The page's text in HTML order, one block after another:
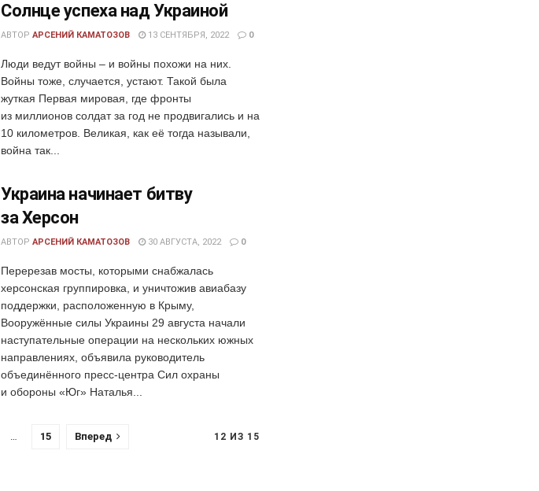
Солнце успеха над Украиной
АВТОР АРСЕНИЙ КАМАТОЗОВ 13 СЕНТЯБРЯ, 2022 0
Люди ведут войны – и войны похожи на них.
Войны тоже, случается, устают. Такой была
жуткая Первая мировая, где фронты
из миллионов солдат за год не продвигались и на
10 километров. Великая, как её тогда называли,
война так...
Украина начинает битву
за Херсон
АВТОР АРСЕНИЙ КАМАТОЗОВ 30 АВГУСТА, 2022 0
Перерезав мосты, которыми снабжалась
херсонская группировка, и уничтожив авиабазу
поддержки, расположенную в Крыму,
Вооружённые силы Украины 29 августа начали
наступательные операции на нескольких южных
направлениях, объявила руководитель
объединённого пресс-центра Сил охраны
и обороны «Юг» Наталья...
12 ИЗ 15
… 15 Вперед